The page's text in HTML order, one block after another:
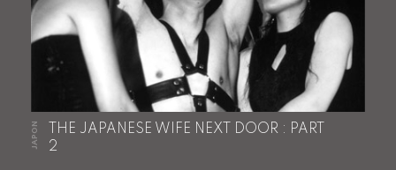
JAPON
THE JAPANESE WIFE NEXT DOOR : PART
2